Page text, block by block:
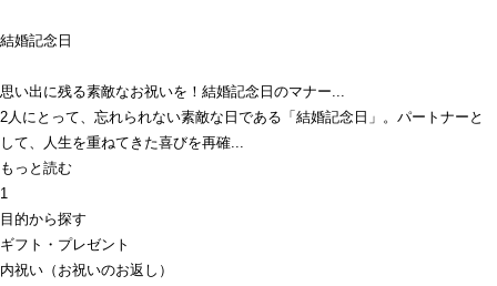
結婚記念日
思い出に残る素敵なお祝いを！結婚記念日のマナー...
2人にとって、忘れられない素敵な日である「結婚記念日」。パートナーと
して、人生を重ねてきた喜びを再確...
もっと読む
1
目的から探す
ギフト・プレゼント
内祝い（お祝いのお返し）